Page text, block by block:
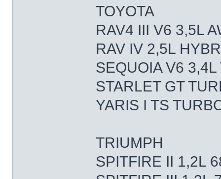
TOYOTA
RAV4 III V6 3,5L
RAV IV 2,5L
SEQUOIA V6
STARLET GT
YARIS I TS
TRIUMPH
SPITFIRE II 1,2L